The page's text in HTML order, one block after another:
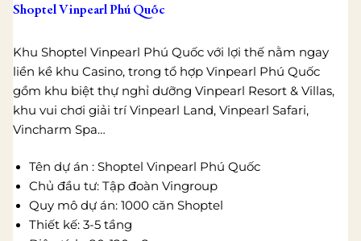
Shoptel Vinpearl Phú Quốc
Khu Shoptel Vinpearl Phú Quốc với lợi thế nằm ngay
liền kề khu Casino, trong tổ hợp Vinpearl Phú Quốc
gồm khu biệt thự nghỉ dưỡng Vinpearl Resort & Villas,
khu vui chơi giải trí Vinpearl Land, Vinpearl Safari,
Vincharm Spa…
Tên dự án : Shoptel Vinpearl Phú Quốc
Chủ đầu tư: Tập đoàn Vingroup
Quy mô dự án: 1000 căn Shoptel
Thiết kế: 3-5 tầng